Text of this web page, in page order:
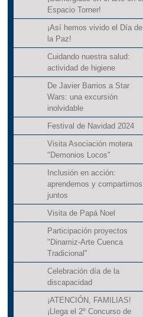
Espacio Torner!
¡Así hemos vivido el Día de
la Paz!
Cuidando nuestra salud:
actividad de higiene
De Javier Barrios a Star
Wars: una excursión
inolvidable
Festival de Navidad 2024
Visita Asociación motera
"Demonios Locos"
Inclusión en acción:
aprendemos y compartimos
juntos
Visita de Papá Noel
Participación proyectos
"Dinamiz-Arte Cuenca
Tradicional"
Celebración día de la
discapacidad
¡ATENCIÓN, FAMILIAS!
¡Llega el 2º Concurso de